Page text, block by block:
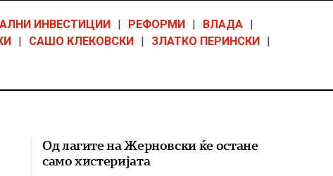
ИНВЕСТИЦИИ | РЕФОРМИ | ВЛАДА |
| САШО КЛЕКОВСКИ | ЗЛАТКО ПЕРИНСКИ |
Од лагите на Жерновски ќе остане
само хистеријата